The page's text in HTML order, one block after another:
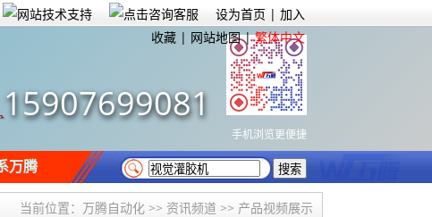
设为首页 | 加入
收藏 | 网站地图|繁体中文
15907699081
手机浏览更便捷
万腾
当前位置： 万腾自动化 >> 资讯频道 >> 产品视频展示